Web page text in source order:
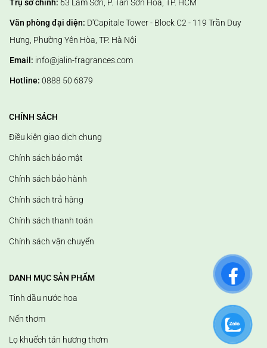
không gian nhỏ hơn 12m2 và 5 que đối với không gian dưới 20m2,
xòe rộng các que để đạt hiệu quả khuếch tán tối ưu.
- Bước 2: Đảo đầu que sau 1 giờ đầu tiên để giúp que nhanh chóng
que lại và lắc nhẹ bình tinh dầu để giúp chúng hoạt động tốt hơn
trong thời gian dài.
Trụ sở chính: 63 Lam Sơn, P. Tân Sơn Hòa, TP. HCM
Văn phòng đại diện: D'Capitale Tower - Block C2 - 119 Trần Duy
Hưng, Phường Yên Hòa, TP. Hà Nội
Email: info@jalin-fragrances.com
Hotline: 0888 50 6879
CHÍNH SÁCH
Điều kiện giao dịch chung
Chính sách bảo mật
Chính sách bảo hành
Chính sách trả hàng
Chính sách thanh toán
Chính sách vận chuyển
DANH MỤC SẢN PHẨM
Tinh dầu nước hoa
Nến thơm
Lọ khuếch tán hương thơm